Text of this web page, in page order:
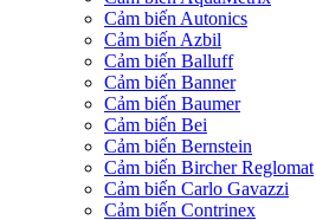
Cảm biến Autonics
Cảm biến Azbil
Cảm biến Balluff
Cảm biến Banner
Cảm biến Baumer
Cảm biến Bei
Cảm biến Bernstein
Cảm biến Bircher Reglomat
Cảm biến Carlo Gavazzi
Cảm biến Contrinex